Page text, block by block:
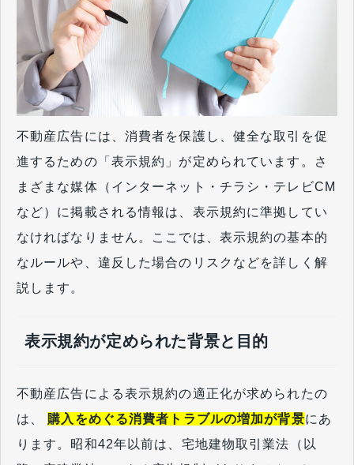
不動産広告には、消費者を保護し、健全な取引を促
進するための「表示規約」が定められています。さ
まざまな媒体（インターネット・チラシ・テレビCM
など）に掲載される情報は、表示規約に準拠してい
なければなりません。ここでは、表示規約の基本的
なルールや、違反した場合のリスクなどを詳しく解
説します。
表示規約が定められた背景と目的
不動産広告による表示規約の適正化が求められたの
は、購入をめぐる消費者トラブルの増加が背景にあ
ります。昭和42年以前は、宅地建物取引業法（以